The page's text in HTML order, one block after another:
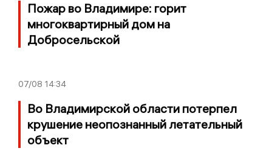
Пожар во Владимире: горит
многоквартирный дом на
Добросельской
07/08 14:34
Во Владимирской области потерпел
крушение неопознанный летательный
объект